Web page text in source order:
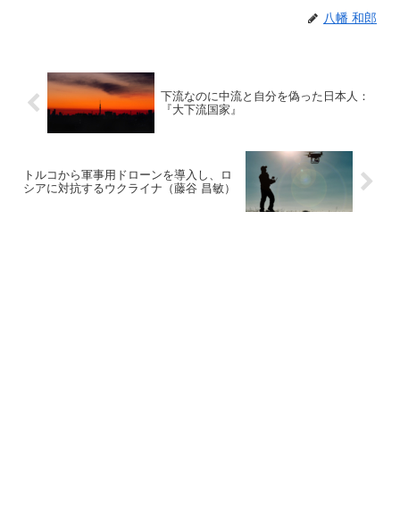
八幡 和郎
下流なのに中流と自分を偽った日本人：
『大下流国家』
トルコから軍事用ドローンを導入し、ロ
シアに対抗するウクライナ（藤谷 昌敏）